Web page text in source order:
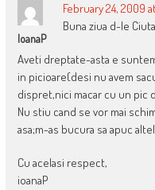
IoanaP
February 24, 2009 at
Buna ziua d-le
Aveti dreptate-asta e
in picioare(desi nu avem
dispret,nici macar cu un pic
Nu stiu cand se vor mai
asa;m-as bucura sa apuc
Cu acelasi respect,
ioanaP